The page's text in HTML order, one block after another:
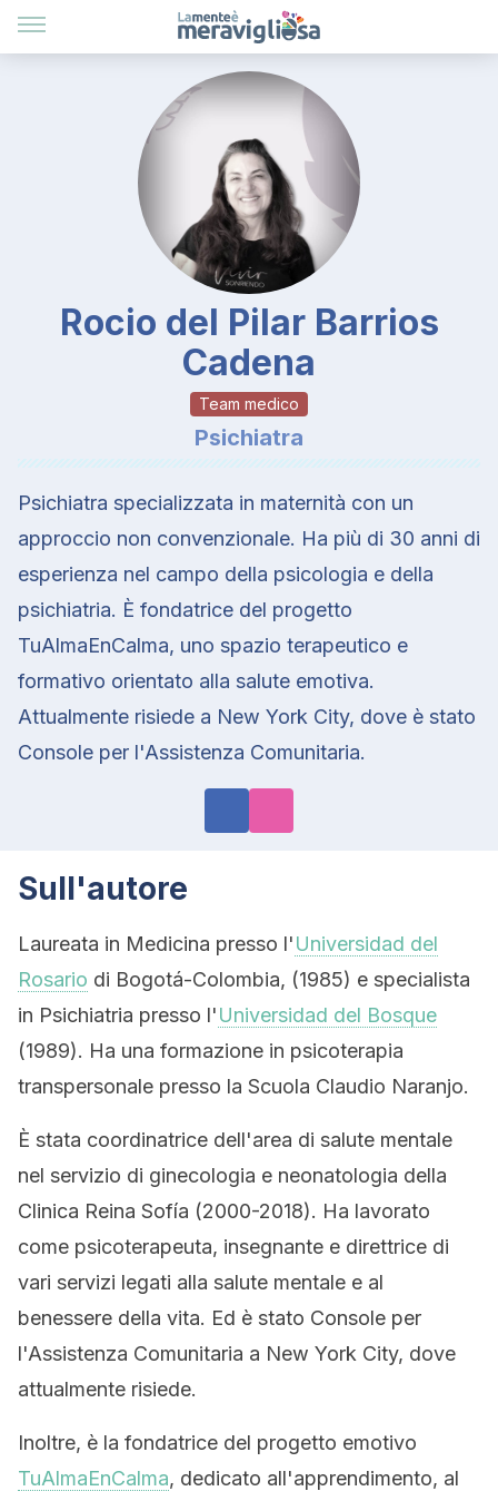
Rocio del Pilar Barrios
Cadena
Team medico
Psichiatra
Psichiatra specializzata in maternità con un
approccio non convenzionale. Ha più di 30 anni di
esperienza nel campo della psicologia e della
psichiatria. È fondatrice del progetto
TuAlmaEnCalma, uno spazio terapeutico e
formativo orientato alla salute emotiva.
Attualmente risiede a New York City, dove è stato
Console per l'Assistenza Comunitaria.
Sull'autore
Laureata in Medicina presso l'Universidad del
Rosario di Bogotá-Colombia, (1985) e specialista
in Psichiatria presso l'Universidad del Bosque
(1989). Ha una formazione in psicoterapia
transpersonale presso la Scuola Claudio Naranjo.
È stata coordinatrice dell'area di salute mentale
nel servizio di ginecologia e neonatologia della
Clinica Reina Sofía (2000-2018). Ha lavorato
come psicoterapeuta, insegnante e direttrice di
vari servizi legati alla salute mentale e al
benessere della vita. Ed è stato Console per
l'Assistenza Comunitaria a New York City, dove
attualmente risiede.
Inoltre, è la fondatrice del progetto emotivo
TuAlmaEnCalma, dedicato all'apprendimento, al